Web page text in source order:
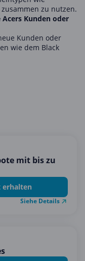
zu nutzen.
Kunden oder
Kunden oder
wie dem Black
mit bis zu
erhalten
Siehe Details